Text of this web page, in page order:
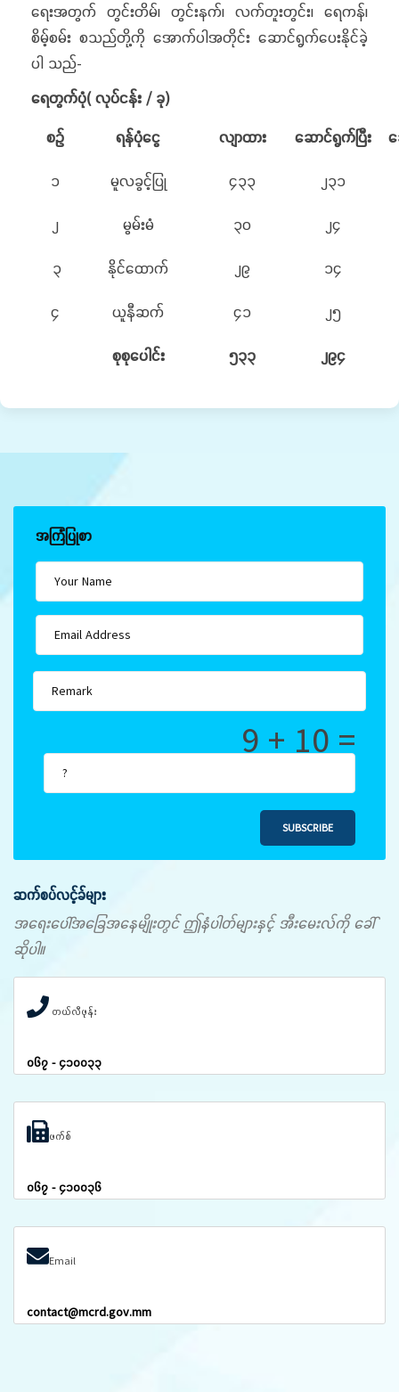
ရေးအတွက် တွင်းတိမ်၊ တွင်းနက်၊ လက်တူးတွင်း၊ ရေကန်၊
စိမ့်စမ်း စသည်တို့ကို အောက်ပါအတိုင်း ဆောင်ရွက်ပေးနိုင်ခဲ့
ပါ သည်-
ရေတွက်ပုံ( လုပ်ငန်း / ခု)
စဉ်
ရန်ပုံငွေ လျာထား ဆောင်ရွက်ပြီး
၁ မူလခွင့်ပြု ၄၃၃ ၂၃၁
၂ မွမ်းမံ ၃၀ ၂၄
၃ နိုင်ထောက် ၂၉ ၁၄
၄ ယူနီဆက် ၄၁ ၂၅
စုစုပေါင်း ၅၃၃ ၂၉၄
အကြံပြုစာ
9 + 10 =
SUBSCRIBE
ဆက်စပ်လင့်ခ်များ
အရေးပေါ်အခြေအနေမျိုးတွင် ဤနံပါတ်များနှင့် အီးမေးလ်ကို ခေါ်
ဆိုပါ။
တယ်လီဖုန်း
၀၆၇ - ၄၁၀၀၃၃
ဖက်စ်
၀၆၇ - ၄၁၀၀၃၆
Email
contact@mcrd.gov.mm